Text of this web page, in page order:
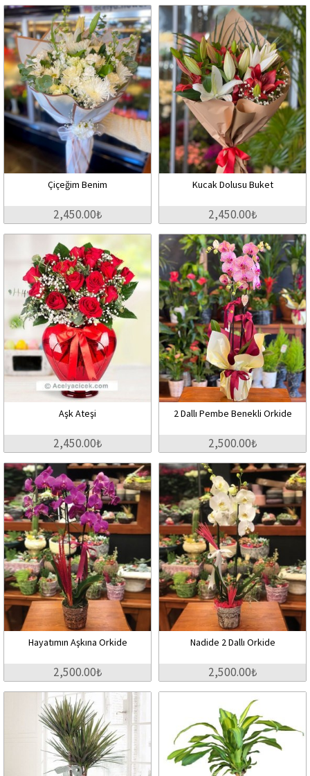
Çiçeğim Benim
2,450.00₺
Kucak Dolusu Buket
2,450.00₺
Aşk Ateşi
2,450.00₺
2 Dallı Pembe Benekli Orkide
2,500.00₺
Hayatımın Aşkına Orkide
2,500.00₺
Nadide 2 Dallı Orkide
2,500.00₺